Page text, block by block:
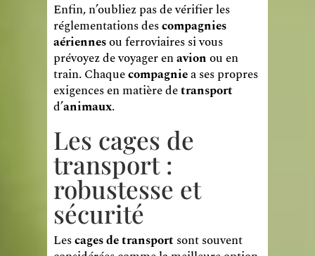
Enfin, n’oubliez pas de vérifier les
réglementations descompagnies
aériennesou ferroviaires si vous
prévoyez de voyager enavionou en
train. Chaquecompagniea ses propres
exigences en matière detransport
d’animaux.
Les cages de
transport :
robustesse et
sécurité
Lescages de transportsont souvent